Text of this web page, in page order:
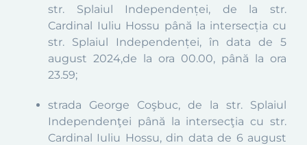
str. Splaiul Independenței, de la str.
Cardinal Iuliu Hossu până la intersecția cu
str. Splaiul Independenței, în data de 5
august 2024,de la ora 00.00, până la ora
23.59;
strada George Coşbuc, de la str. Splaiul
Independenţei până la intersecţia cu str.
Cardinal Iuliu Hossu, din data de 6 august